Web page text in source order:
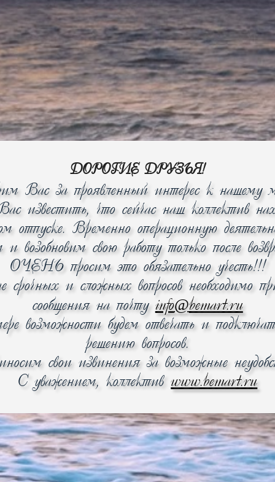
эмаль SilverMatte
с аналоговым дисплеем
вентилятора
функцией пара
Да
ДОРОГИЕ ДРУЗЬЯ!
Вас за проявленный интерес к нашему
известить, что сейчас наш коллектив
отпуске. Временно операционную
и возобновим свою работу только после
ОЧЕНЬ просим это обязательно учесть!!!
срочных и сложных вопросов необходимо
сообщения на почту info@bemart.ru
возможности будем отвечать и
решению вопросов.
свои извинения за возможные
С уважением, коллективwww.bemart.ru